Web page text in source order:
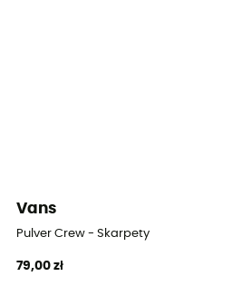
Vans
Pulver Crew - Skarpety
79,00 zł